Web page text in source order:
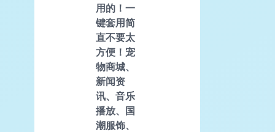
用的！一
键套用简
直不要太
方便！宠
物商城、
新闻资
讯、音乐
播放、国
潮服饰、